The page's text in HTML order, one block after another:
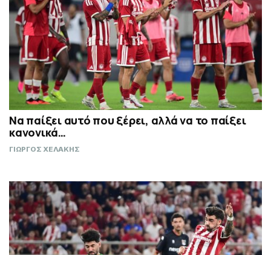
Να παίξει αυτό που ξέρει, αλλά να το παίξει
κανονικά…
ΓΙΩΡΓΟΣ ΧΕΛΑΚΗΣ